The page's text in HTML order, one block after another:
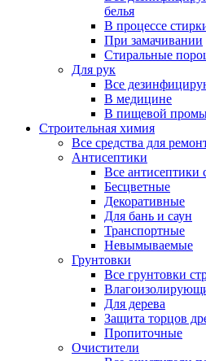
белья
В процессе
При замачивании
Стиральные
Для рук
Все
В медицине
В пищевой
Строительная химия
Все средства для
Антисептики
Все антисептики
Бесцветные
Декоративные
Для бань и саун
Транспортные
Невымываемые
Грунтовки
Все грунтовки
Для дерева
Защита торцов
Пропиточные
Очистители